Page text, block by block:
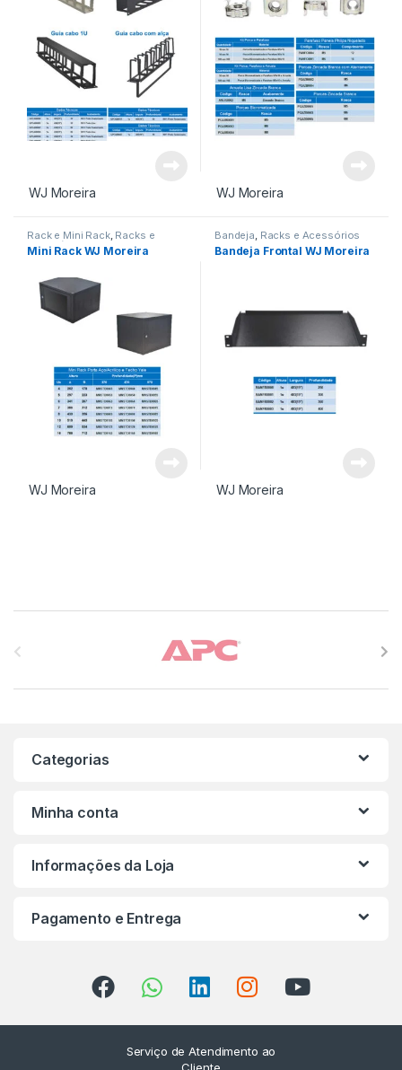
WJ Moreira WJ Moreira
Rack e Mini Rack, Racks e
Acessórios
Mini Rack WJ Moreira
WJ Moreira
Bandeja Racks e Acessórios
Bandeja Frontal WJ Moreira
WJ Moreira
Categorias
Minha conta
Informações da Loja
Pagamento e Entrega
Serviço de Atendimento ao